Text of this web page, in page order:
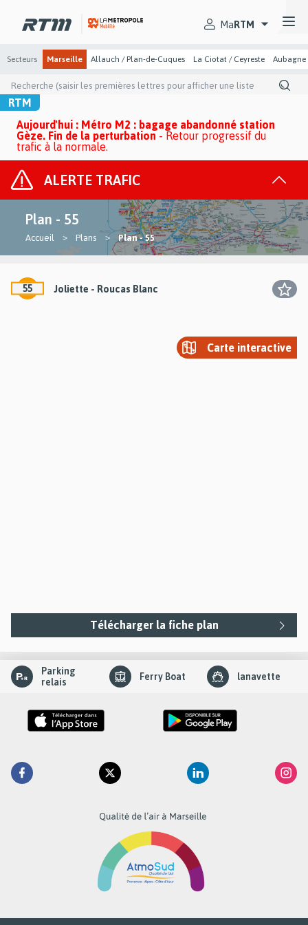
principal
contenu
principal
Secteurs Marseille Allauch / Plan-de-Cuques La Ciotat / Ceyreste Aubagne
Recherche
(saisir
les
premières
lettres
pour
afficher
suggestion)
MaRTM
ALERTE TRAFIC
RTM
Aujourd'hui : Métro M2 : bagage abandonné station
Gèze. Fin de la perturbation - Retour progressif du
trafic à la normale.
Plan - 55
You
Accueil Plans Plan - 55
Lignes
*
55
Joliette - Roucas Blanc
Carte interactive
Télécharger la fiche plan
slider
element
Parking
relais
Ferry Boat lanavette
Retrouvez
laFacebook Twitter Linkedin